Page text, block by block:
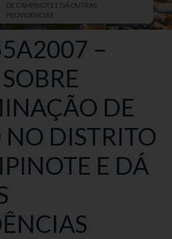
DE CAMPINOTE E DÁ OUTRAS
PROVIDÊNCIAS
–
DE
NO DISTRITO
E DÁ